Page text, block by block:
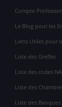
Compte
Le Blog pour les
Liens Utiles pour
Liste des Greffes
Liste des codes
Liste des
Liste des